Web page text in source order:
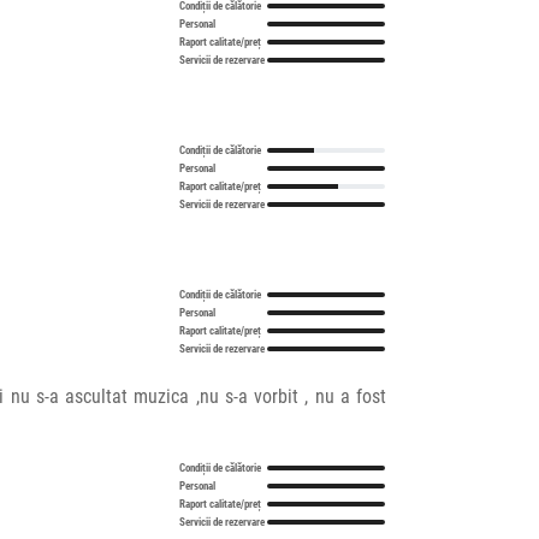
Condiții de călătorie
Personal
Raport calitate/preț
Servicii de rezervare
Condiții de călătorie
Personal
Raport calitate/preț
Servicii de rezervare
Condiții de călătorie
Personal
Raport calitate/preț
Servicii de rezervare
s-a ascultat muzica ,nu s-a vorbit , nu a fost
Condiții de călătorie
Personal
Raport calitate/preț
Servicii de rezervare